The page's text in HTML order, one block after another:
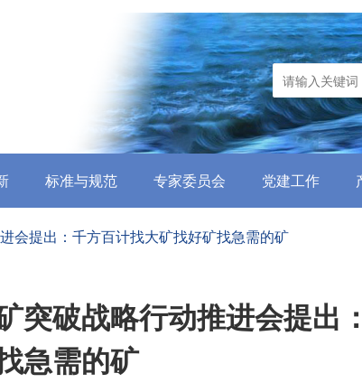
标准与规范 专家委员会 党建工作
会提出：千方百计找大矿找好矿找急需的矿
突破战略行动推进会提出
急需的矿